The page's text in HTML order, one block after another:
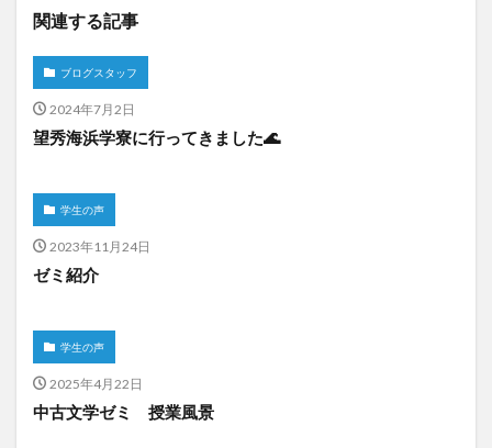
関連する記事
ブログスタッフ
2024年7月2日
望秀海浜学寮に行ってきました🌊
学生の声
2023年11月24日
ゼミ紹介
学生の声
2025年4月22日
中古文学ゼミ 授業風景